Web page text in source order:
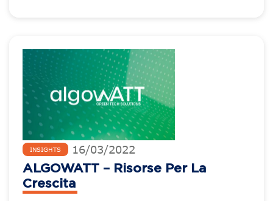
INSIGHTS 16/03/2022
ALGOWATT – Risorse Per La
Crescita